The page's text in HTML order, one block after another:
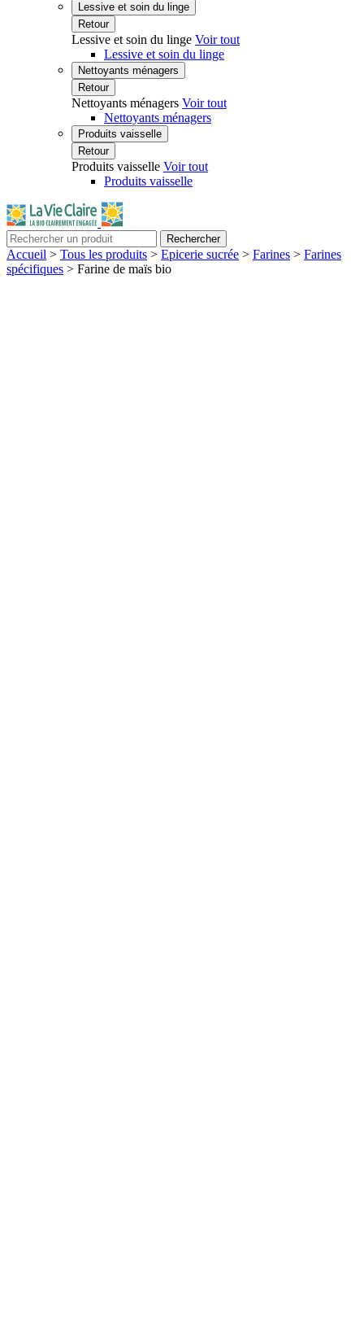
Lessive et soin du linge
Retour
Lessive et soin du linge Voir tout
Lessive et soin du linge
Nettoyants ménagers
Retour
Nettoyants ménagers Voir tout
Nettoyants ménagers
Produits vaisselle
Retour
Produits vaisselle Voir tout
Produits vaisselle
Rechercher
Accueil > Tous les produits > Epicerie sucrée > Farines > Farines
spécifiques > Farine de maïs bio